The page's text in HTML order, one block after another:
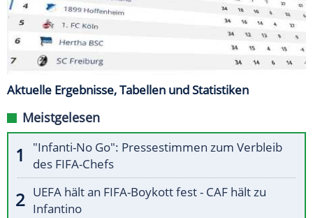
Aktuelle Ergebnisse, Tabellen und Statistiken
Meistgelesen
"Infanti-No Go": Pressestimmen zum Verbleib
des FIFA-Chefs
UEFA hält an FIFA-Boykott fest - CAF hält zu
Infantino